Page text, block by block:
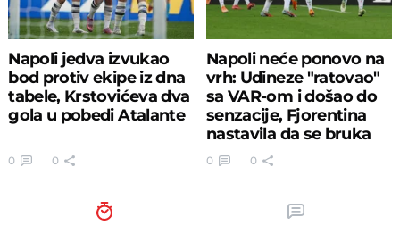
Napoli jedva izvukao
bod protiv ekipe iz dna
tabele, Krstovićeva dva
gola u pobedi Atalante
0 0
Napoli neće ponovo na
vrh: Udineze "ratovao"
sa VAR-om i došao do
senzacije, Fjorentina
nastavila da se bruka
0 0